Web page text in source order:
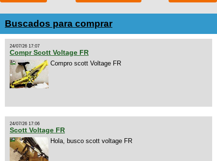
Buscados para comprar
24/07/26 17:07
Compr Scott Voltage FR
Compro scott Voltage FR
24/07/26 17:06
Scott Voltage FR
Hola, busco scott voltage FR